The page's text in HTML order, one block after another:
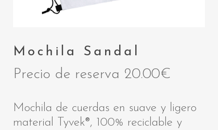
Mochila Sandal
Precio de reserva 20.00€
Mochila de cuerdas en suave y ligero
material Tyvek®, 100% reciclable y